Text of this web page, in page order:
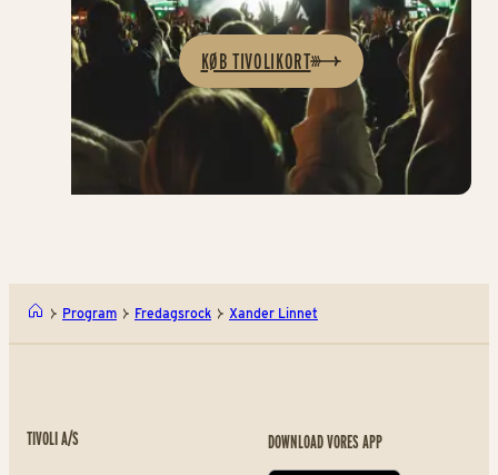
KØB TIVOLIKORT
Program Fredagsrock Xander Linnet
TIVOLI A/S DOWNLOAD VORES APP